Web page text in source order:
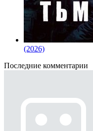
(2026)
Последние комментарии